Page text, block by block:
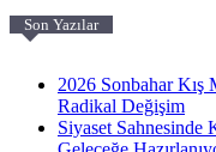
Son Yazılar
2026 Sonbahar Kış
Radikal Değişim
Siyaset Sahnesinde